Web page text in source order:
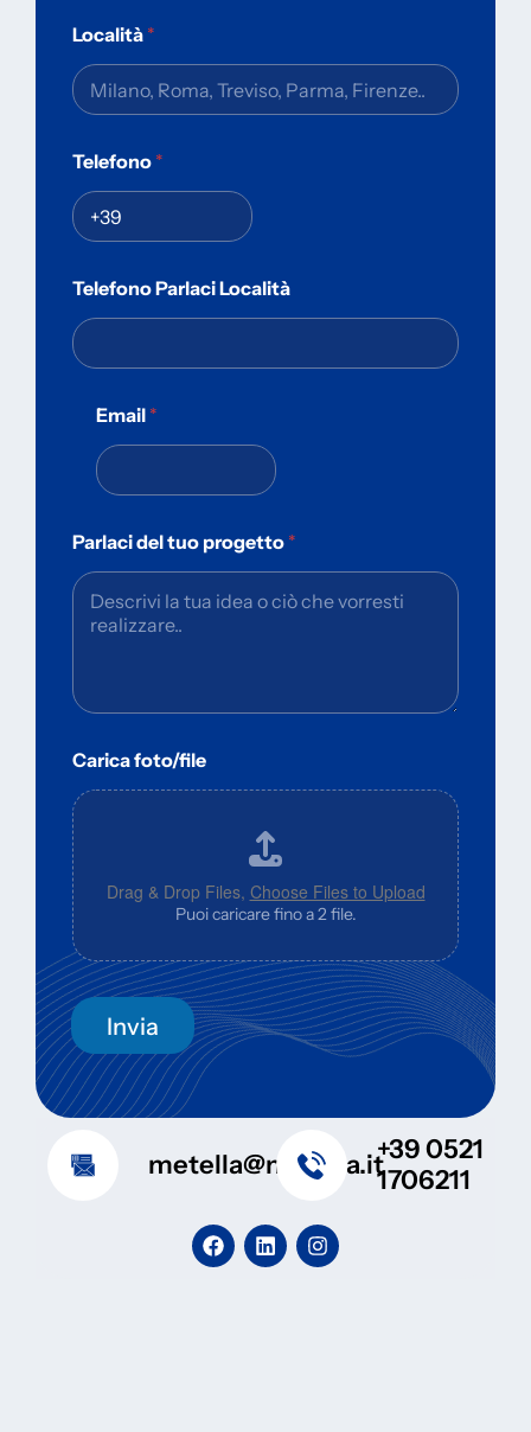
Località *
Telefono *
Telefono Parlaci Località
Email *
Parlaci del tuo progetto *
Carica foto/file
Drag & Drop Files, Choose Files to Upload
Puoi caricare fino a 2 file.
Invia
metella@metella.it+39 0521
1706211